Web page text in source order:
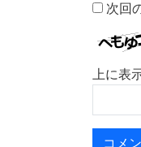
次回
上に表